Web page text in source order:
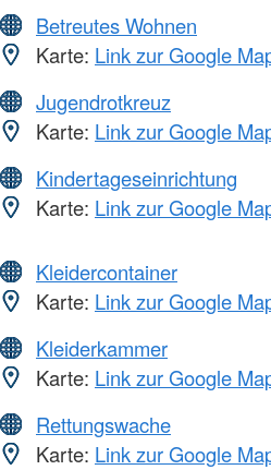
Betreutes Wohnen
Karte: Link zur Google
Jugendrotkreuz
Karte: Link zur Google
Kindertageseinrichtung
Karte: Link zur Google
Kleidercontainer
Karte: Link zur Google
Kleiderkammer
Karte: Link zur Google
Rettungswache
Karte: Link zur Google